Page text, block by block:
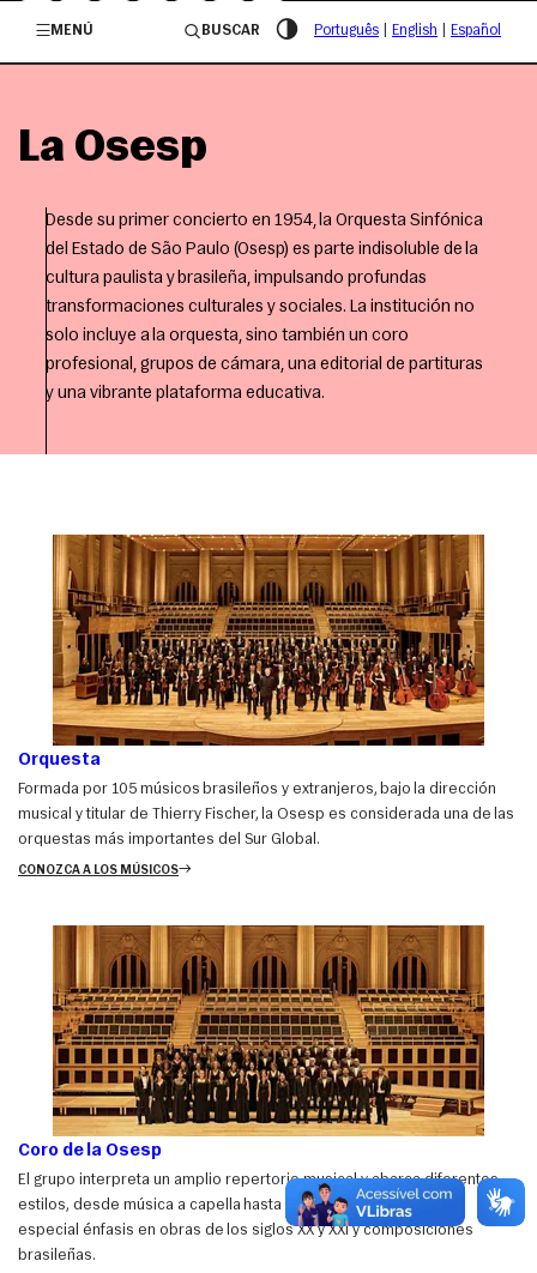
/governosp
MENÚ
BUSCAR Português English Español
La Osesp
Desde su primer concierto en 1954, la Orquesta Sinfónica
del Estado de São Paulo (Osesp) es parte indisoluble de la
cultura paulista y brasileña, impulsando profundas
transformaciones culturales y sociales. La institución no
solo incluye a la orquesta, sino también un coro
profesional, grupos de cámara, una editorial de partituras
y una vibrante plataforma educativa.
Orquesta
Formada por 105 músicos brasileños y extranjeros, bajo la dirección
musical y titular de Thierry Fischer, la Osesp es considerada una de las
orquestas más importantes del Sur Global.
CONOZCA A LOS MÚSICOS
Coro de la Osesp
El grupo interpreta un amplio repertorio musical y abarca diferentes
estilos, desde música a capella hasta géneros sinfónicos, con
especial énfasis en obras de los siglos XX y XXI y composiciones
brasileñas.